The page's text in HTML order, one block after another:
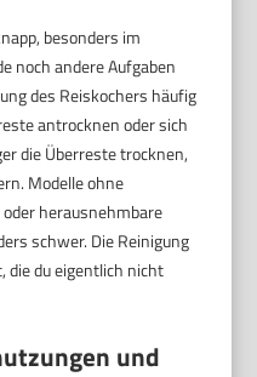
besonders im
noch andere Aufgaben
des Reiskochers häufig
antrocknen oder sich
die Überreste trocknen,
Modelle ohne
herausnehmbare
schwer. Die Reinigung
die du eigentlich nicht
und